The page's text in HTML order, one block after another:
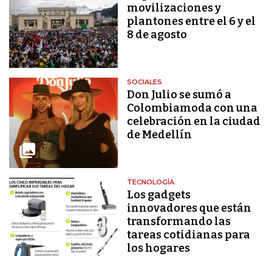
movilizaciones y
plantones entre el 6 y el
8 de agosto
SOCIALES
Don Julio se sumó a
Colombiamoda con una
celebración en la ciudad
de Medellín
TECNOLOGÍA
Los gadgets
innovadores que están
transformando las
tareas cotidianas para
los hogares